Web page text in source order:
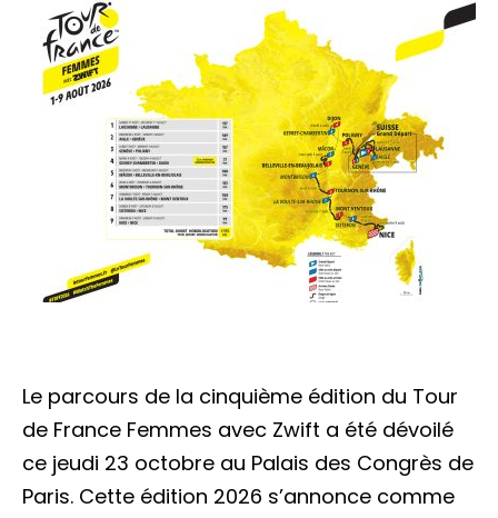
Le parcours de la cinquième édition du Tour
de France Femmes avec Zwift a été dévoilé
ce jeudi 23 octobre au Palais des Congrès de
Paris. Cette édition 2026 s’annonce comme